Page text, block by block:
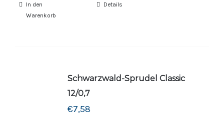
In den
Warenkorb
Details
Schwarzwald-Sprudel Classic
12/0,7
€7,58